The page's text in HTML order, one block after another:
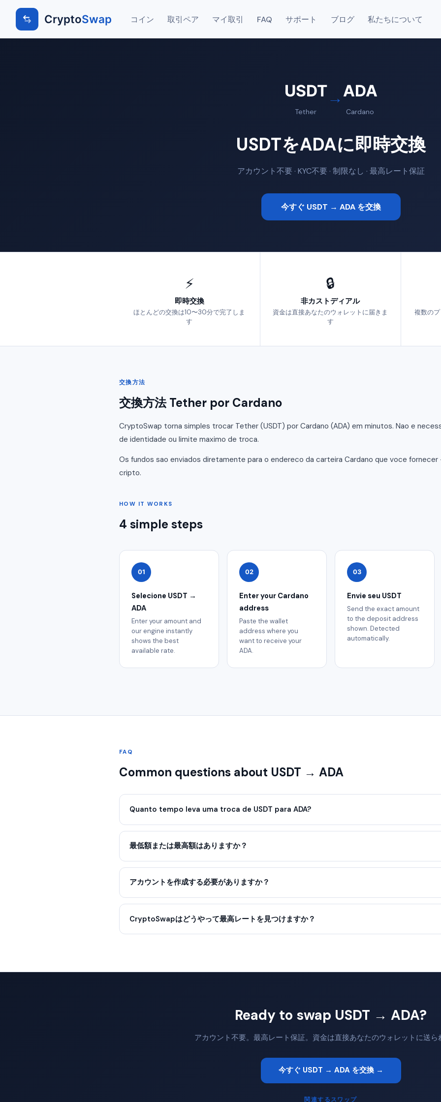
CryptoSwap コイン 取引ペア マイ取引 FAQ サポート ブログ 私たちについて
USDT
Tether
→ADA
Cardano
USDTをADAに即時交換
アカウント不要 · KYC不要 · 制限なし · 最高レート保証
今すぐ USDT → ADA を交換
⚡
即時交換
ほとんどの交換は10〜30分で完了しま
す
🔒
非カストディアル
資金は直接あなたのウォレットに届きま
す
複数の
交換方法
交換方法 Tether por Cardano
CryptoSwap torna simples trocar Tether (USDT) por Cardano (ADA) em minutos. Nao e
de identidade ou limite maximo de troca.
Os fundos sao enviados diretamente para o endereco da carteira Cardano que voce fornecer
cripto.
HOW IT WORKS
4 simple steps
01
Selecione USDT →
ADA
Enter your amount and
our engine instantly
shows the best
available rate.
02
Enter your Cardano
address
Paste the wallet
address where you
want to receive your
ADA.
03
Envie seu USDT
Send the exact amount
to the deposit address
shown. Detected
automatically.
FAQ
Common questions about USDT → ADA
Quanto tempo leva uma troca de USDT para ADA?
最低額または最高額はありますか？
アカウントを作成する必要がありますか？
CryptoSwapはどうやって最高レートを見つけますか？
Ready to swap USDT → ADA?
アカウント不要。最高レート保証。資金は直接あなたのウォレットに送ら
今すぐ USDT → ADA を交換 →
関連するスワップ